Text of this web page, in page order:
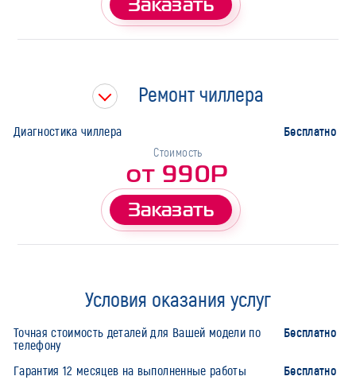
Ремонт чиллера
Диагностика чиллера Бесплатно
Стоимость
от 990Р
Заказать
Условия оказания услуг
Точная стоимость деталей для Вашей модели по
телефону
Бесплатно
Гарантия 12 месяцев на выполненные работы Бесплатно